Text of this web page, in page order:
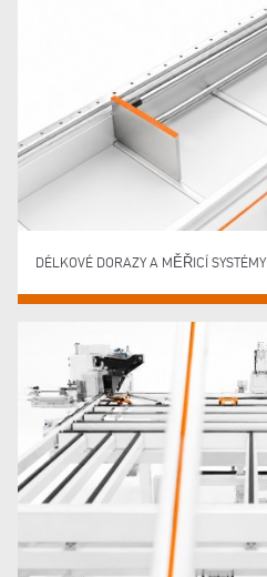
DÉLKOVÉ DORAZY A MĚŘICÍ SYSTÉMY